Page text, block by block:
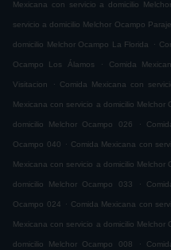
Mexicana con servicio a domicilio
servicio a domicilio Melchor Ocampo
domicilio Melchor Ocampo La Florida .
Ocampo Los Álamos . Comida
Visitacion . Comida Mexicana con
Mexicana con servicio a domicilio Melchor
domicilio Melchor Ocampo 026 .
Ocampo 040 . Comida Mexicana con
Mexicana con servicio a domicilio Melchor
domicilio Melchor Ocampo 033 .
Ocampo 024 . Comida Mexicana con
Mexicana con servicio a domicilio Melchor
domicilio Melchor Ocampo 008 .